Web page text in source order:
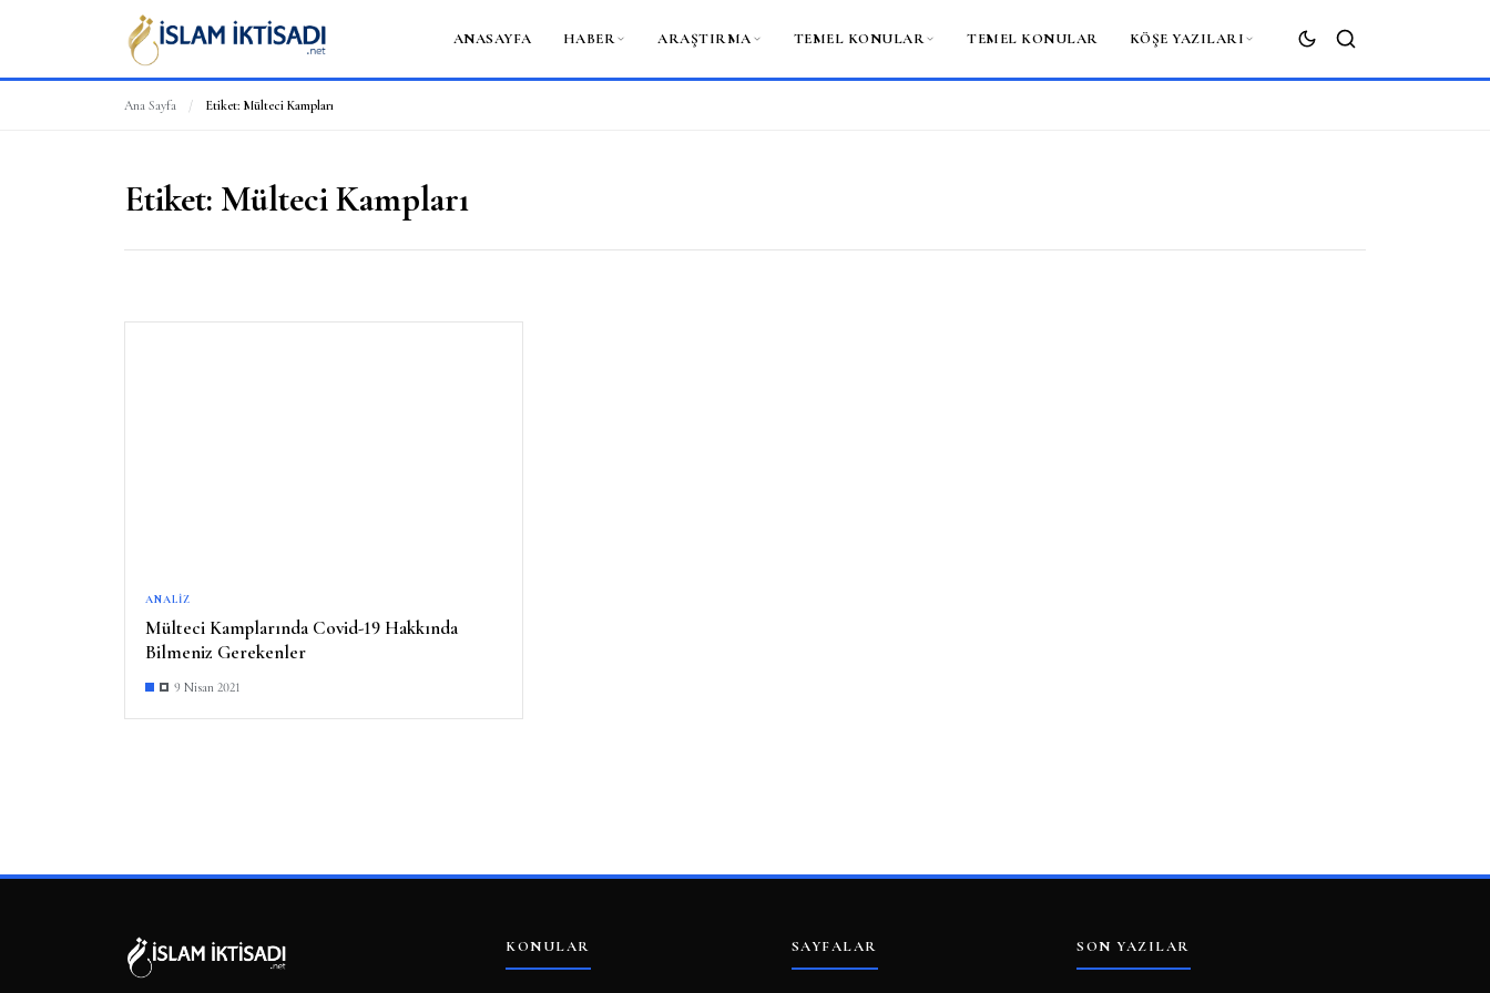
ANASAYFA HABER ARAŞTIRMA TEMEL KONULAR TEMEL KONULAR KÖŞE YAZILARI
ARA
Ana Sayfa / Etiket: Mülteci Kampları
Etiket: Mülteci Kampları
ANALIZ
Mülteci Kamplarında Covid-19 Hakkında
Bilmeniz Gerekenler
9 Nisan 2021
KONULAR SAYFALAR SON YAZILAR